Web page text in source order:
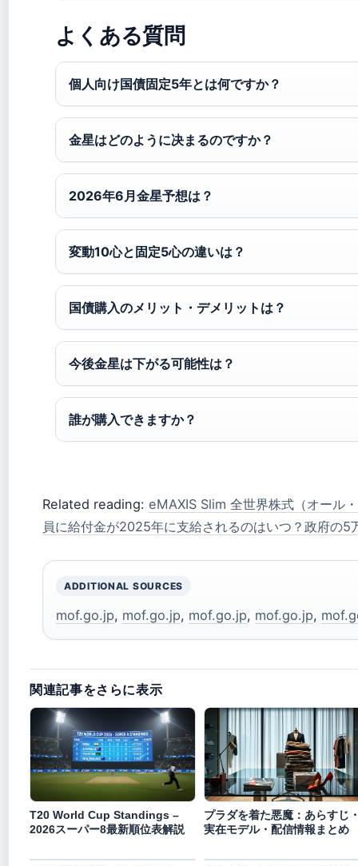
よくある質問
個人向け国債固定5年とは何ですか？
金星はどのように决まるのですか？
2026年6月金星予想は？
変動10心と固定5心の違いは？
国債購入のメリット・デメリットは？
今後金星は下がる可能性は？
誰が購入できますか？
Related reading: eMAXIS Slim 全世界株式（オール
員に給付金が2025年に支給されるのはいつ？政府の
ADDITIONAL SOURCES
mof.go.jp, mof.go.jp, mof.go.jp, mof.go.jp,
関連記事をさらに表示
T20 World Cup Standings –
2026スーパー8最新順位表解説
プラダを着た悪魔：あらすじ
実在モデル・配信情報まとめ